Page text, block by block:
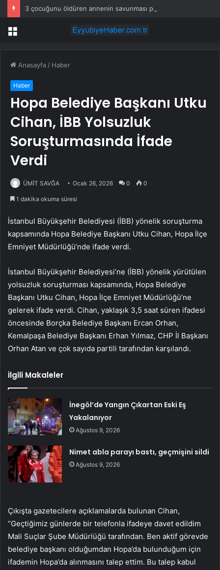
3 çocuğunu öldüren annenin savunması pes dedirtti
Menü
Anasayfa / Haber
Haber
Hopa Belediye Başkanı Utku
Cihan, İBB Yolsuzluk
Soruşturmasında İfade
Verdi
ÜMİT SAVĞA Ocak 26, 2026 0 0
1 dakika okuma süresi
İstanbul Büyükşehir Belediyesi (İBB) yönelik soruşturma
kapsamında Hopa Belediye Başkanı Utku Cihan, Hopa İlçe
Emniyet Müdürlüğü’nde ifade verdi.
İstanbul Büyükşehir Belediyesi’ne (İBB) yönelik yürütülen
yolsuzluk soruşturması kapsamında, Hopa Belediye
Başkanı Utku Cihan, Hopa İlçe Emniyet Müdürlüğü’ne
gelerek ifade verdi. Cihan, yaklaşık 3,5 saat süren ifadesi
öncesinde Borçka Belediye Başkanı Ercan Orhan,
Kemalpaşa Belediye Başkanı Erhan Yılmaz, CHP İl Başkanı
Orhan Atan ve çok sayıda partili tarafından karşılandı.
İlgili Makaleler
İnegöl’de Yangın Çıkartan Eski Eş
Yakalanıyor
Ağustos 9, 2026
Nimet abla parayı bastı, geçmişini sildi
Ağustos 9, 2026
Çıkışta gazetecilere açıklamalarda bulunan Cihan,
“Geçtiğimiz günlerde bir telefonla ifadeye davet edildim
Mali Suçlar Şube Müdürlüğü tarafından. Ben aktif görevde
belediye başkanı olduğumdan Hopa’da bulunduğum için
ifademin Hopa’da alınmasını talep ettim. Bu talep kabul